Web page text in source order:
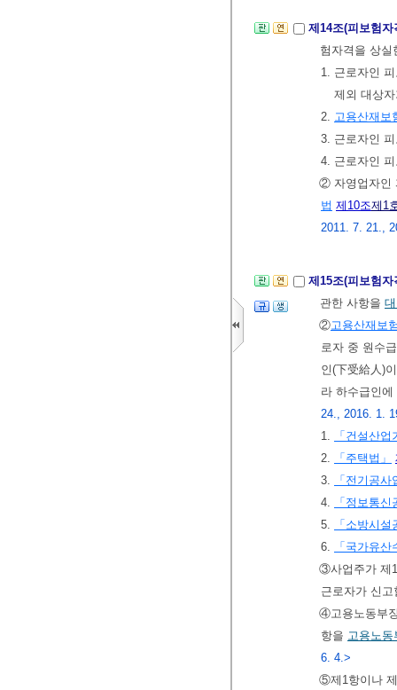
제14조(피보험
험자격을 상
1. 근로자인
제외 대상
2. 고용산재보
3. 근로자인
4. 근로자인
② 자영업자인
법 제10조제1
2011. 7. 21.,
제15조(피보험
관한 사항을
②고용산재보
로자 중 원수
인(下受給人)
라 하수급인
24., 2016. 1.
1.
「건설산
2.
「주택법」
3.
「전기공사
4.
「정보통
5.
「소방시
6.
「국가유
③사업주가 제
근로자가 신
④고용노동부
항을 고용노동
6. 4.>
⑤제1항이나